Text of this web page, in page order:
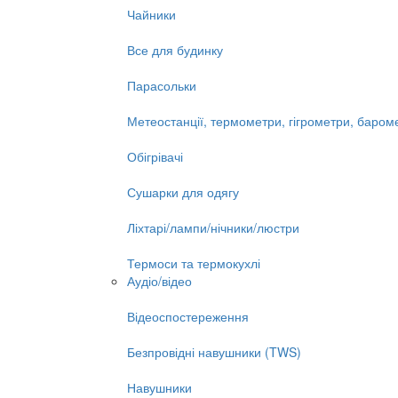
Чайники
Все для будинку
Парасольки
Метеостанції, термометри, гігрометри,
Обігрівачі
Сушарки для одягу
Ліхтарі/лампи/нічники/люстри
Термоси та термокухлі
Аудіо/відео
Відеоспостереження
Безпровідні навушники (TWS)
Навушники